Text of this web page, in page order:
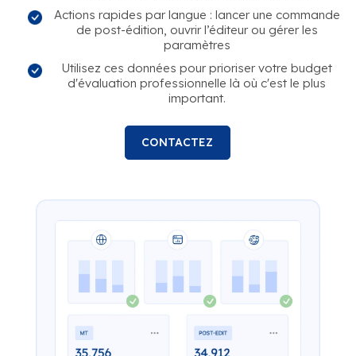
Actions rapides par langue : lancer une commande
de post-édition, ouvrir l’éditeur ou gérer les
paramètres
Utilisez ces données pour prioriser votre budget
d'évaluation professionnelle là où c'est le plus
important.
CONTACTEZ